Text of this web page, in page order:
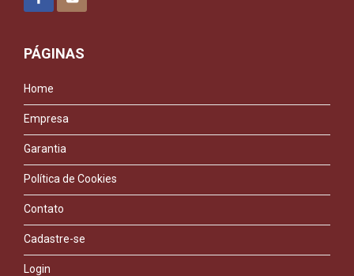
PÁGINAS
Home
Empresa
Garantia
Política de Cookies
Contato
Cadastre-se
Login